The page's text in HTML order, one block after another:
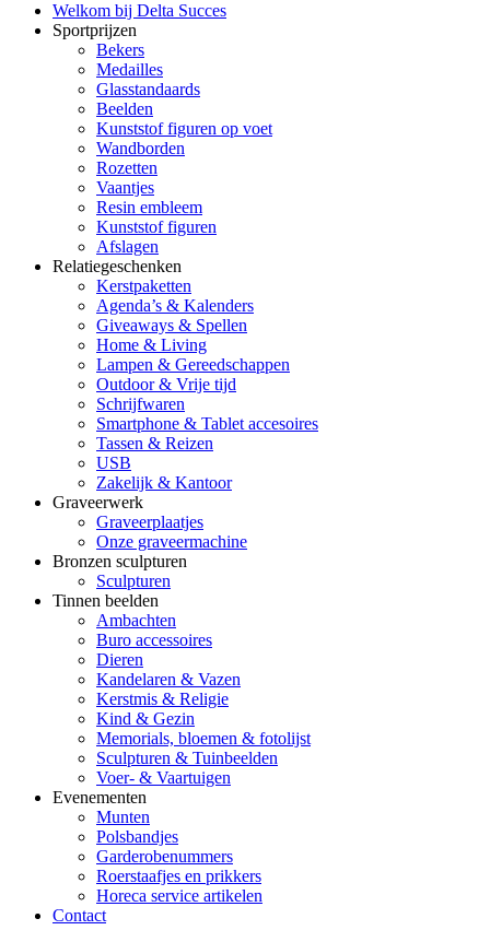
Welkom bij Delta Succes
Sportprijzen
Bekers
Medailles
Glasstandaards
Beelden
Kunststof figuren op voet
Wandborden
Rozetten
Vaantjes
Resin embleem
Kunststof figuren
Afslagen
Relatiegeschenken
Kerstpaketten
Agenda’s & Kalenders
Giveaways & Spellen
Home & Living
Lampen & Gereedschappen
Outdoor & Vrije tijd
Schrijfwaren
Smartphone & Tablet accesoires
Tassen & Reizen
USB
Zakelijk & Kantoor
Graveerwerk
Graveerplaatjes
Onze graveermachine
Bronzen sculpturen
Sculpturen
Tinnen beelden
Ambachten
Buro accessoires
Dieren
Kandelaren & Vazen
Kerstmis & Religie
Kind & Gezin
Memorials, bloemen & fotolijst
Sculpturen & Tuinbeelden
Voer- & Vaartuigen
Evenementen
Munten
Polsbandjes
Garderobenummers
Roerstaafjes en prikkers
Horeca service artikelen
Contact